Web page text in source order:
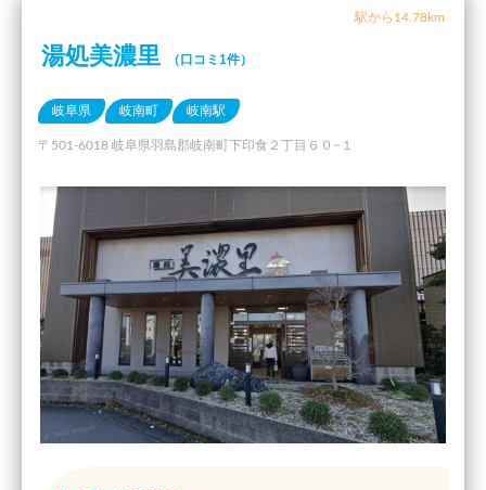
駅から14.78km
湯処美濃里 （口コミ1件）
岐阜県 岐南町 岐南駅
〒501-6018 岐阜県羽島郡岐南町下印食２丁目６０−１